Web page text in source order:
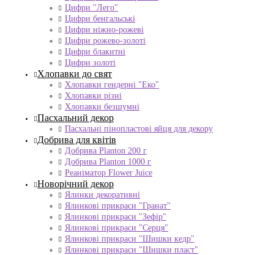
Цифри "Лего"
Цифри бенгальські
Цифри ніжно-рожеві
Цифри рожево-золоті
Цифри блакитні
Цифри золоті
Хлопавки до свят
Хлопавки гендерні "Еко"
Хлопавки різні
Хлопавки безшумні
Пасхальний декор
Пасхальні пінопластові яйця для декору
Добрива для квітів
Добрива Planton 200 г
Добрива Planton 1000 г
Реаніматор Flower Juice
Новорічний декор
Ялинки декоративні
Ялинкові прикраси "Гранат"
Ялинкові прикраси "Зефір"
Ялинкові прикраси "Серця"
Ялинкові прикраси "Шишки кедр"
Ялинкові прикраси "Шишки пласт"